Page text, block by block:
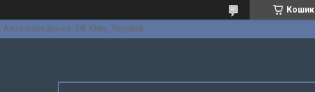
Кошик
Автозаводська, 28, Київ, Україна